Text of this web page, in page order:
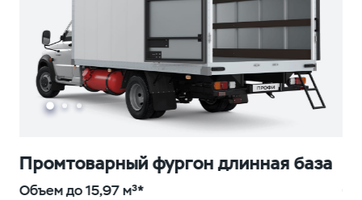
Промтоварный фургон длинная база
Объем до 15,97 м³*